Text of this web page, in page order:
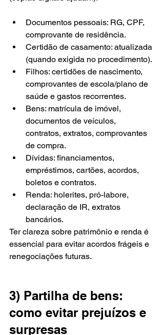
Documentos pessoais: RG, CPF,
comprovante de residência.
Certidão de casamento: atualizada
(quando exigida no procedimento).
Filhos: certidões de nascimento,
comprovantes de escola/plano de
saúde e gastos recorrentes.
Bens: matrícula de imóvel,
documentos de veículos,
contratos, extratos, comprovantes
de compra.
Dívidas: financiamentos,
empréstimos, cartões, acordos,
boletos e contratos.
Renda: holerites, pró-labore,
declaração de IR, extratos
bancários.
Ter clareza sobre patrimônio e renda é
essencial para evitar acordos frágeis e
renegociações futuras.
3) Partilha de bens:
como evitar prejuízos e
surpresas